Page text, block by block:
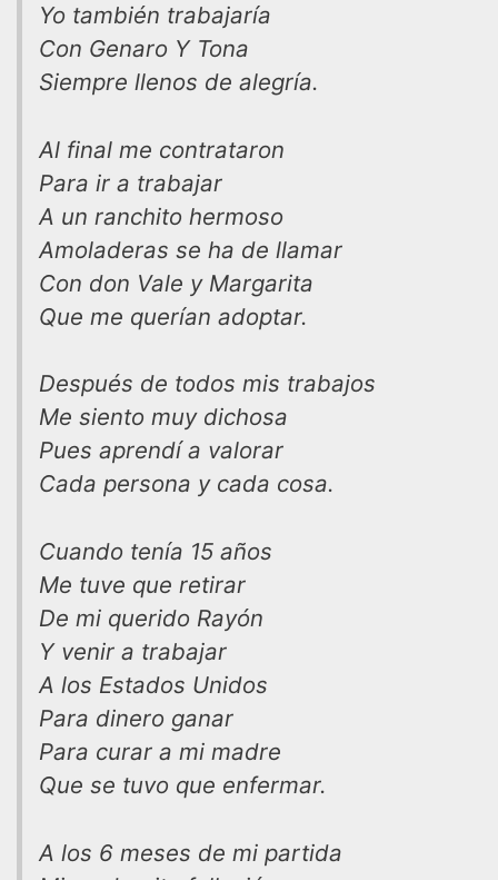
Yo también trabajaría
Con Genaro Y Tona
Siempre llenos de alegría.
Al final me contrataron
Para ir a trabajar
A un ranchito hermoso
Amoladeras se ha de llamar
Con don Vale y Margarita
Que me querían adoptar.
Después de todos mis trabajos
Me siento muy dichosa
Pues aprendí a valorar
Cada persona y cada cosa.
Cuando tenía 15 años
Me tuve que retirar
De mi querido Rayón
Y venir a trabajar
A los Estados Unidos
Para dinero ganar
Para curar a mi madre
Que se tuvo que enfermar.
A los 6 meses de mi partida